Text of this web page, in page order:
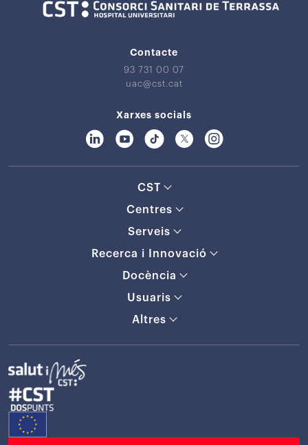
Contacte
93 731 00 07
uac@cst.cat
Xarxes socials
CST
Centres
Serveis
Recerca i Innovació
Docència
Usuaris
Altres